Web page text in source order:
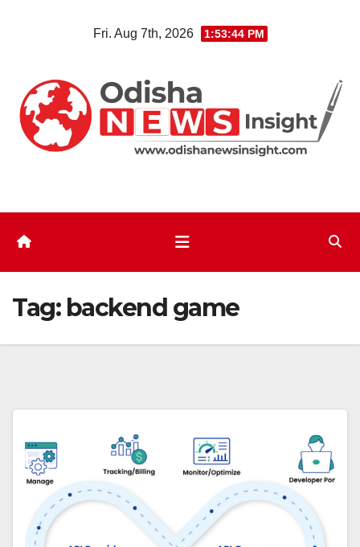
Fri. Aug 7th, 2026 1:53:44 PM
Tag: backend game